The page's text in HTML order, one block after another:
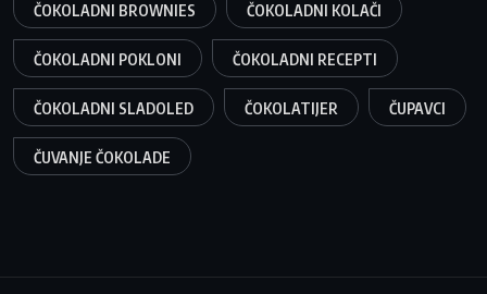
ČOKOLADNI BROWNIES ČOKOLADNI KOLAČI
ČOKOLADNI POKLONI ČOKOLADNI RECEPTI
ČOKOLADNI SLADOLED ČOKOLATIJER ČUPAVCI
ČUVANJE ČOKOLADE